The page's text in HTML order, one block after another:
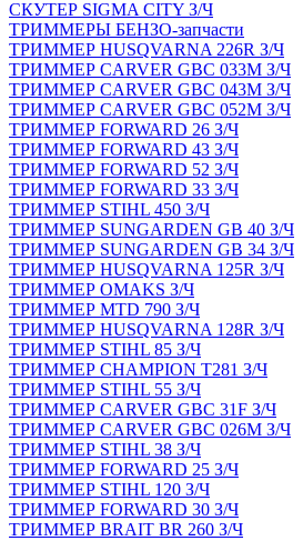
СКУТЕР SIGMA CITY З/Ч
ТРИММЕРЫ БЕНЗО-запчасти
ТРИММЕР HUSQVARNA 226R З/Ч
ТРИММЕР CARVER GBC 033M З/Ч
ТРИММЕР CARVER GBC 043M З/Ч
ТРИММЕР CARVER GBC 052M З/Ч
ТРИММЕР FORWARD 26 З/Ч
ТРИММЕР FORWARD 43 З/Ч
ТРИММЕР FORWARD 52 З/Ч
ТРИММЕР FORWARD 33 З/Ч
ТРИММЕР STIHL 450 З/Ч
ТРИММЕР SUNGARDEN GB 40 З/Ч
ТРИММЕР SUNGARDEN GB 34 З/Ч
ТРИММЕР HUSQVARNA 125R З/Ч
ТРИММЕР OMAKS З/Ч
ТРИММЕР MTD 790 З/Ч
ТРИММЕР HUSQVARNA 128R З/Ч
ТРИММЕР STIHL 85 З/Ч
ТРИММЕР CHAMPION T281 З/Ч
ТРИММЕР STIHL 55 З/Ч
ТРИММЕР CARVER GBC 31F З/Ч
ТРИММЕР CARVER GBC 026M З/Ч
ТРИММЕР STIHL 38 З/Ч
ТРИММЕР FORWARD 25 З/Ч
ТРИММЕР STIHL 120 З/Ч
ТРИММЕР FORWARD 30 З/Ч
ТРИММЕР BRAIT BR 260 З/Ч